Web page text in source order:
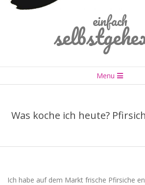
einfach
Navigation
Menu
Was koche ich heute?
Ich habe auf dem Markt frische Pfirsiche